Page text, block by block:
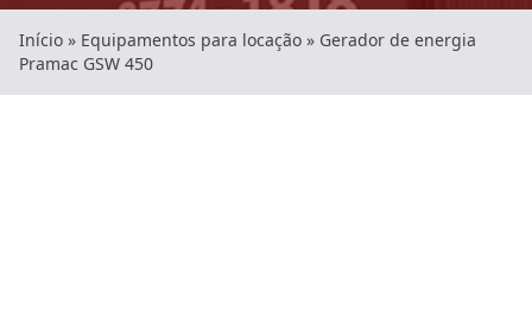
Início » Equipamentos para locação » Gerador de energia
Pramac GSW 450